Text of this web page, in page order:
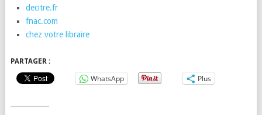
decitre.fr
fnac.com
chez votre libraire
PARTAGER :
WhatsApp Plus